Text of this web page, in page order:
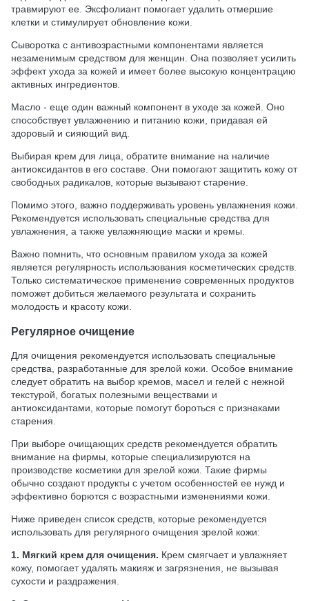
травмируют ее. Эксфолиант помогает удалить отмершие
клетки и стимулирует обновление кожи.
Сыворотка с антивозрастными компонентами является
незаменимым средством для женщин. Она позволяет усилить
эффект ухода за кожей и имеет более высокую концентрацию
активных ингредиентов.
Масло - еще один важный компонент в уходе за кожей. Оно
способствует увлажнению и питанию кожи, придавая ей
здоровый и сияющий вид.
Выбирая крем для лица, обратите внимание на наличие
антиоксидантов в его составе. Они помогают защитить кожу от
свободных радикалов, которые вызывают старение.
Помимо этого, важно поддерживать уровень увлажнения кожи.
Рекомендуется использовать специальные средства для
увлажнения, а также увлажняющие маски и кремы.
Важно помнить, что основным правилом ухода за кожей
является регулярность использования косметических средств.
Только систематическое применение современных продуктов
поможет добиться желаемого результата и сохранить
молодость и красоту кожи.
Регулярное очищение
Для очищения рекомендуется использовать специальные
средства, разработанные для зрелой кожи. Особое внимание
следует обратить на выбор кремов, масел и гелей с нежной
текстурой, богатых полезными веществами и
антиоксидантами, которые помогут бороться с признаками
старения.
При выборе очищающих средств рекомендуется обратить
внимание на фирмы, которые специализируются на
производстве косметики для зрелой кожи. Такие фирмы
обычно создают продукты с учетом особенностей ее нужд и
эффективно борются с возрастными изменениями кожи.
Ниже приведен список средств, которые рекомендуется
использовать для регулярного очищения зрелой кожи:
1. Мягкий крем для очищения. Крем смягчает и увлажняет
кожу, помогает удалять макияж и загрязнения, не вызывая
сухости и раздражения.